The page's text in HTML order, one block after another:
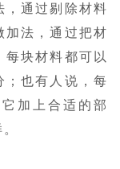
，通过剔除材料
加法，通过把材
块材料都可以
；也有人说，每
加上合适的部